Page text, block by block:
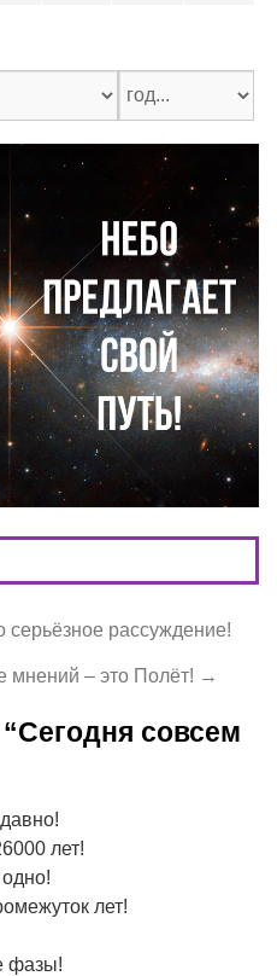
серьёзное рассуждение!
мнений – это Полёт! →
совсем
лет!
лет!
фазы!